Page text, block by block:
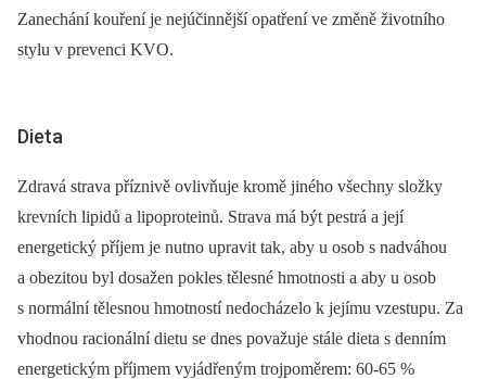
Zanechání kouření je nejúčinnější opatření ve změně životního
stylu v prevenci KVO.
Dieta
Zdravá strava příznivě ovlivňuje kromě jiného všechny složky
krevních lipidů a lipoproteinů. Strava má být pestrá a její
energetický příjem je nutno upravit tak, aby u osob s nadváhou
a obezitou byl dosažen pokles tělesné hmotnosti a aby u osob
s normální tělesnou hmotností nedocházelo k jejímu vzestupu. Za
vhodnou racionální dietu se dnes považuje stále dieta s denním
energetickým příjmem vyjádřeným trojpoměrem: 60-65 %